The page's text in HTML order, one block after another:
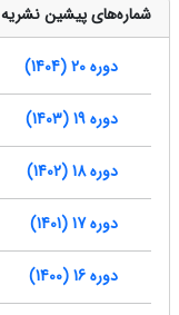
شماره‌های پیشین نشریه
دوره 20 (1404)
دوره 19 (1403)
دوره 18 (1402)
دوره 17 (1401)
دوره 16 (1400)